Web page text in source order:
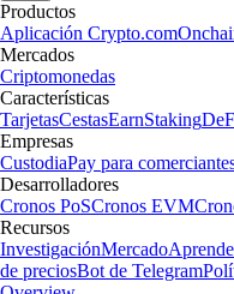
Productos
Aplicación Crypto.com
Mercados
Criptomonedas
Características
TarjetasCestasEarnStaking
Empresas
CustodiaPay para
Desarrolladores
Cronos PoSCronos EVM
Recursos
InvestigaciónMercado
de preciosBot de Telegram